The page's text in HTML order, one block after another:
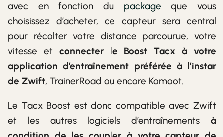
avec en fonction du package que vous
choisissez d’acheter, ce capteur sera central
pour récolter votre distance parcourue, votre
vitesse et connecter le Boost Tacx à votre
application d’entraînement préférée à l’instar
de Zwift, TrainerRoad ou encore Komoot.
Le Tacx Boost est donc compatible avec Zwift
et les autres logiciels d’entraînements à